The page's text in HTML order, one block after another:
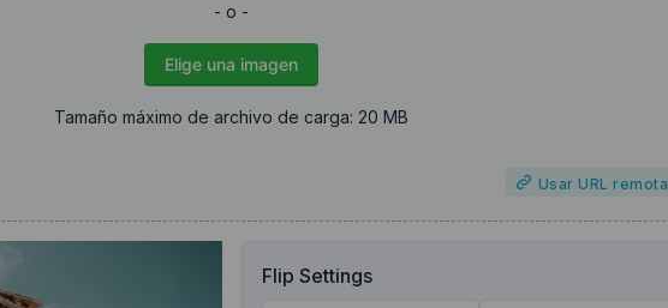
- o -
Elige una imagen
Tamaño máximo de archivo de carga: 20 MB
Usar URL remota
Flip Settings